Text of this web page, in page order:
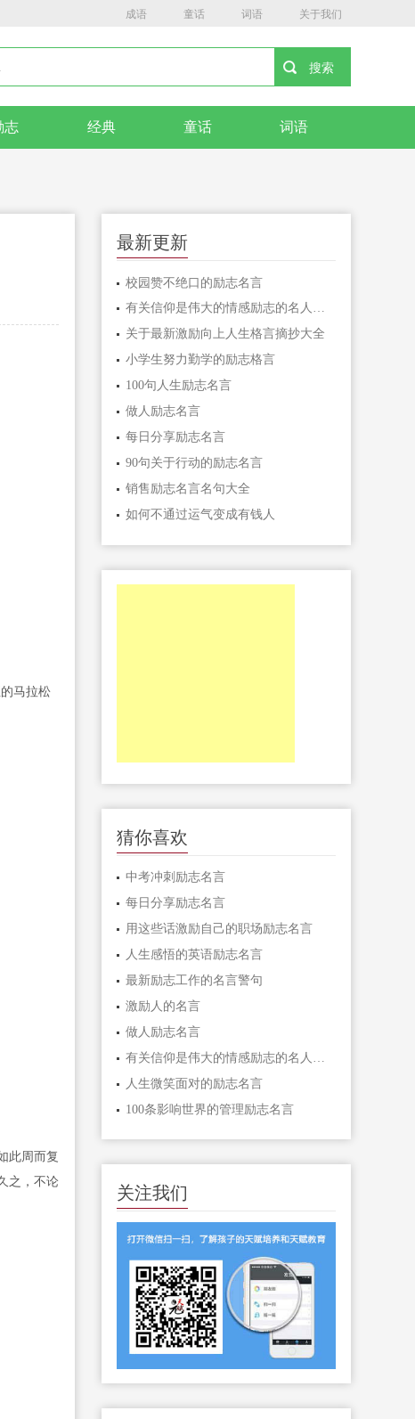
成语 童话 词语 关于我们
志 经典 童话 词语
马拉松
此周而复
之，不论
最新更新
校园赞不绝口的励志名言
有关信仰是伟大的情感励志的名人名言
关于最新激励向上人生格言摘抄大全
小学生努力勤学的励志格言
100句人生励志名言
做人励志名言
每日分享励志名言
90句关于行动的励志名言
销售励志名言名句大全
如何不通过运气变成有钱人
猜你喜欢
中考冲刺励志名言
每日分享励志名言
用这些话激励自己的职场励志名言
人生感悟的英语励志名言
最新励志工作的名言警句
激励人的名言
做人励志名言
人生微笑面对的励志名言
100条影响世界的管理励志名言
关注我们